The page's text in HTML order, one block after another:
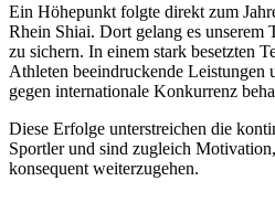
Ein Höhepunkt folgte direkt zum
Rhein Shiai. Dort gelang es unserem
zu sichern. In einem stark besetzten
Athleten beeindruckende Leistungen
gegen internationale Konkurrenz
Diese Erfolge unterstreichen die
Sportler und sind zugleich
konsequent weiterzugehen.